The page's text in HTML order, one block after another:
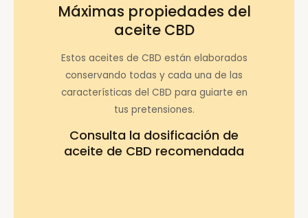
Máximas propiedades del
aceite CBD
Estos aceites de CBD están elaborados
conservando todas y cada una de las
características del CBD para guiarte en
tus pretensiones.
Consulta la dosificación de
aceite de CBD recomendada